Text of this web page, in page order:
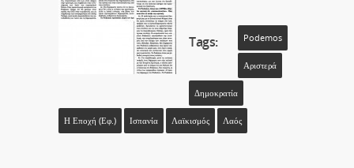
Tags: Podemos
Αριστερά
Δημοκρατία
Η Εποχή (εφ.) Ισπανία Λαϊκισμός Λαός